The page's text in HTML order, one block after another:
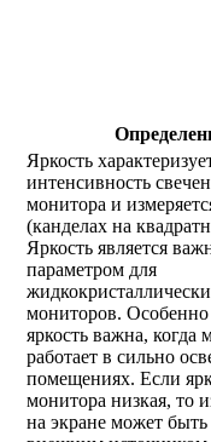
Яркость
интенсивность
монитора и
(канделах на
Яркость является
параметром для
мониторов. Особенно
яркость важна, когда
работает в сильно
помещениях. Если
монитора низкая, то
на экране может быть